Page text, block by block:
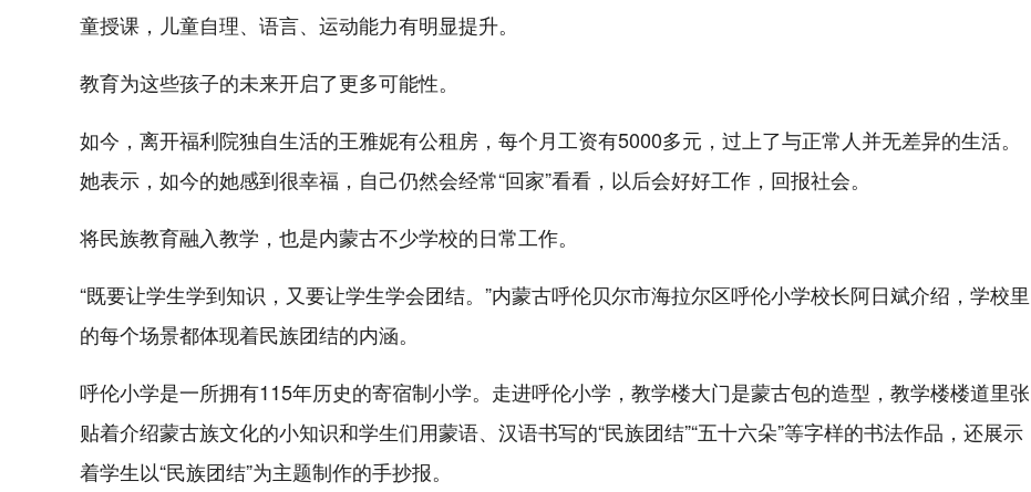
童授课，儿童自理、语言、运动能力有明显提升。
教育为这些孩子的未来开启了更多可能性。
如今，离开福利院独自生活的王雅妮有公租房，每个月工资有5000多元，过上了与正常人并无差异的生活。
她表示，如今的她感到很幸福，自己仍然会经常“回家”看看，以后会好好工作，回报社会。
将民族教育融入教学，也是内蒙古不少学校的日常工作。
“既要让学生学到知识，又要让学生学会团结。”内蒙古呼伦贝尔市海拉尔区呼伦小学校长阿日斌介绍，学校里
的每个场景都体现着民族团结的内涵。
呼伦小学是一所拥有115年历史的寄宿制小学。走进呼伦小学，教学楼大门是蒙古包的造型，教学楼楼道里张
贴着介绍蒙古族文化的小知识和学生们用蒙语、汉语书写的“民族团结”“五十六朵”等字样的书法作品，还展示
着学生以“民族团结”为主题制作的手抄报。